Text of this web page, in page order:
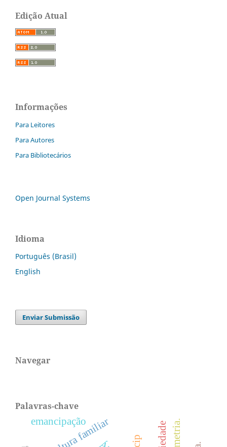
Edição Atual
Informações
Para Leitores
Para Autores
Para Bibliotecários
Open Journal Systems
Idioma
Português (Brasil)
English
Enviar Submissão
Navegar
Palavras-chave
emancipação